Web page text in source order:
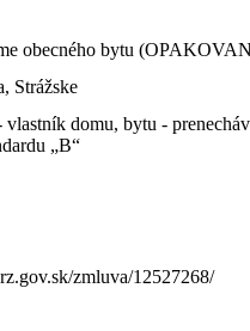
obecného bytu
Strážske
vlastník domu, bytu -
„B“
zmluva/12527268/